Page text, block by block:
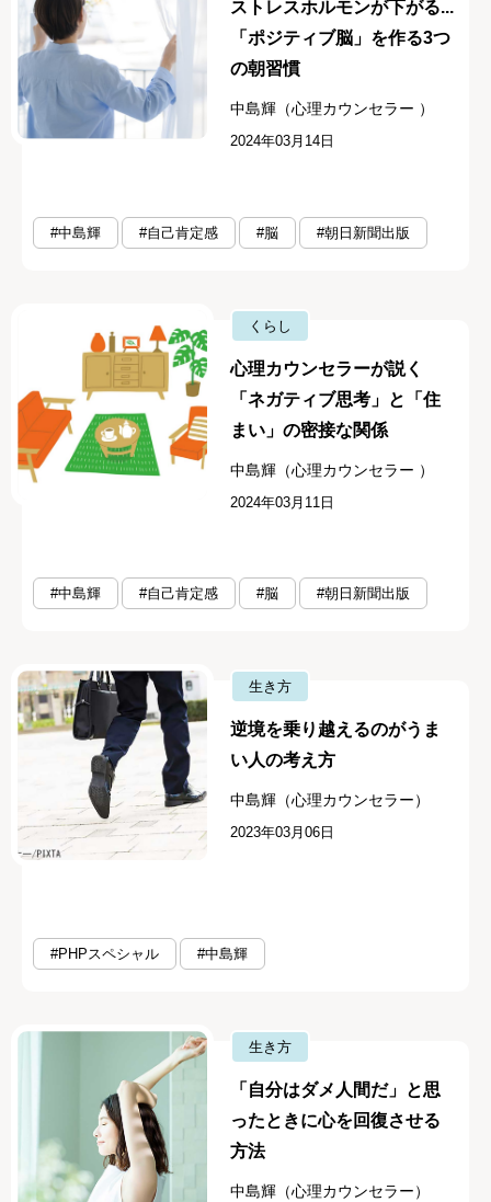
ストレスホルモンが下がる...
「ポジティブ脳」を作る3つ
の朝習慣
中島輝（心理カウンセラー ）
2024年03月14日
#中島輝 #自己肯定感 #脳 #朝日新聞出版
くらし
心理カウンセラーが説く
「ネガティブ思考」と「住
まい」の密接な関係
中島輝（心理カウンセラー ）
2024年03月11日
#中島輝 #自己肯定感 #脳 #朝日新聞出版
生き方
逆境を乗り越えるのがうま
い人の考え方
中島輝（心理カウンセラー）
2023年03月06日
#PHPスペシャル #中島輝
生き方
「自分はダメ人間だ」と思
ったときに心を回復させる
方法
中島輝（心理カウンセラー）